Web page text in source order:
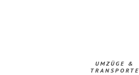
UMZÜGE &
TRANSPORTE